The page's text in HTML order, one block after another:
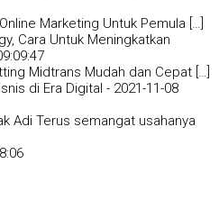
Marketing Untuk Pemula […]
Cara Untuk Meningkatkan
Midtrans Mudah dan Cepat […]
di Era Digital - 2021-11-08
Adi Terus semangat usahanya